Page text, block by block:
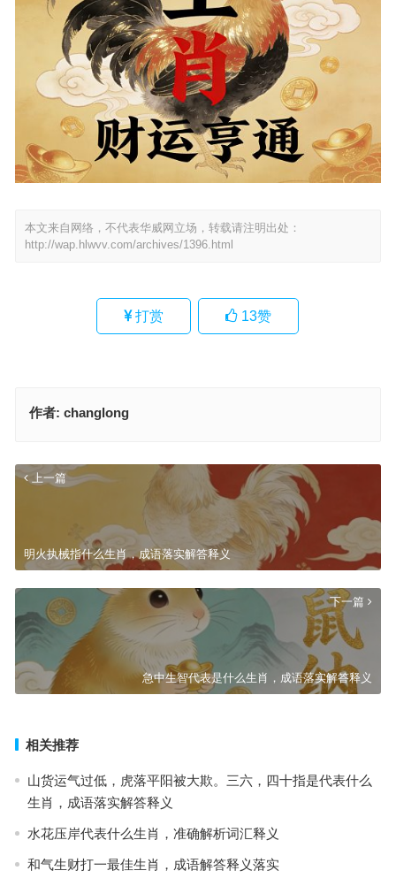
本文来自网络，不代表华威网立场，转载请注明出处：
http://wap.hlwvv.com/archives/1396.html
打赏 13赞
作者: changlong
上一篇
明火执械指什么生肖，成语落实解答释义
下一篇
急中生智代表是什么生肖，成语落实解答释义
相关推荐
山货运气过低，虎落平阳被大欺。三六，四十指是代表什么
生肖，成语落实解答释义
水花压岸代表什么生肖，准确解析词汇释义
和气生财打一最佳生肖，成语解答释义落实